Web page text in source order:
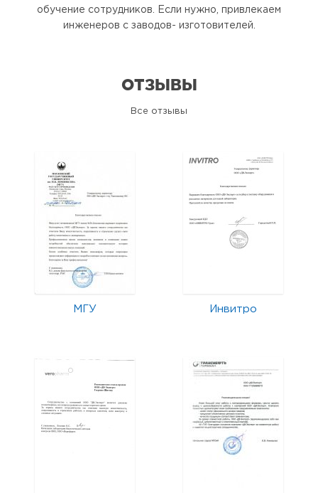
обучение сотрудников. Если нужно, привлекаем
инженеров с заводов- изготовителей.
ОТЗЫВЫ
Все отзывы
МГУ Инвитро